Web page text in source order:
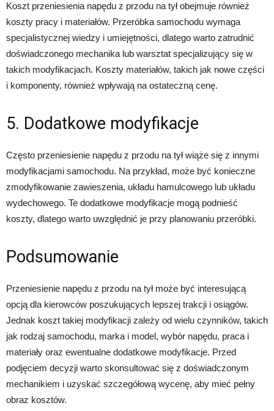
Koszt przeniesienia napędu z przodu na tył obejmuje również
koszty pracy i materiałów. Przeróbka samochodu wymaga
specjalistycznej wiedzy i umiejętności, dlatego warto zatrudnić
doświadczonego mechanika lub warsztat specjalizujący się w
takich modyfikacjach. Koszty materiałów, takich jak nowe części
i komponenty, również wpływają na ostateczną cenę.
5. Dodatkowe modyfikacje
Często przeniesienie napędu z przodu na tył wiąże się z innymi
modyfikacjami samochodu. Na przykład, może być konieczne
zmodyfikowanie zawieszenia, układu hamulcowego lub układu
wydechowego. Te dodatkowe modyfikacje mogą podnieść
koszty, dlatego warto uwzględnić je przy planowaniu przeróbki.
Podsumowanie
Przeniesienie napędu z przodu na tył może być interesującą
opcją dla kierowców poszukujących lepszej trakcji i osiągów.
Jednak koszt takiej modyfikacji zależy od wielu czynników, takich
jak rodzaj samochodu, marka i model, wybór napędu, praca i
materiały oraz ewentualne dodatkowe modyfikacje. Przed
podjęciem decyzji warto skonsultować się z doświadczonym
mechanikiem i uzyskać szczegółową wycenę, aby mieć pełny
obraz kosztów.